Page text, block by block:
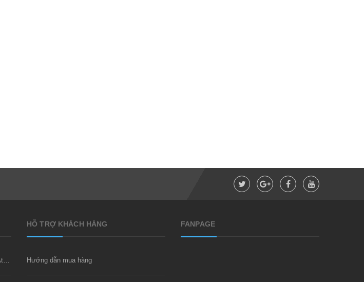
Xịt dưỡng chân tóc, kích thích mọc tóc - Atomy Saengmodan Hair Tonic
HỖ TRỢ KHÁCH HÀNG
Hướng dẫn mua hàng
FANPAGE